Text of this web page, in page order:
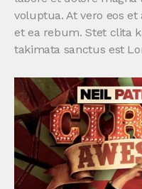
voluptua. At vero eos
et ea rebum. Stet clita
takimata sanctus est